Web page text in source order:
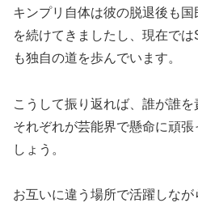
キンプリ自体は彼の脱退後も
を続けてきましたし、現在で
も独自の道を歩んでいます。
こうして振り返れば、誰が誰を
それぞれが芸能界で懸命に頑
しょう。
お互いに違う場所で活躍しな